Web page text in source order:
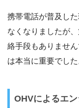
携帯電話が普及し
なくなりましたが
絡手段もありませ
は本当に重要でした
OHVによるエ